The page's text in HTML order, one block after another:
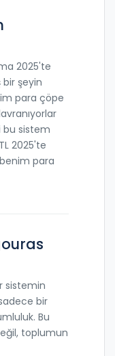
2025'te
bir şeyin
para çöpe
sistem
2025'te
para
sistemin
bir
Bu
toplumun